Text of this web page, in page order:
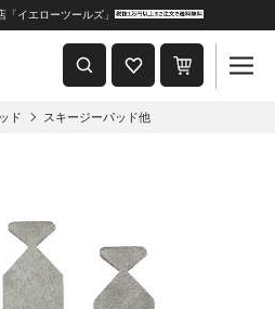
イエローツールズ」
ド スキージーパッド他